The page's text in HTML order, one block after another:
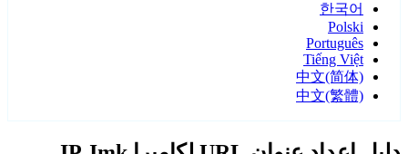
한국어
Polski
Português
Tiếng Việt
中文(简体)
中文(繁體)